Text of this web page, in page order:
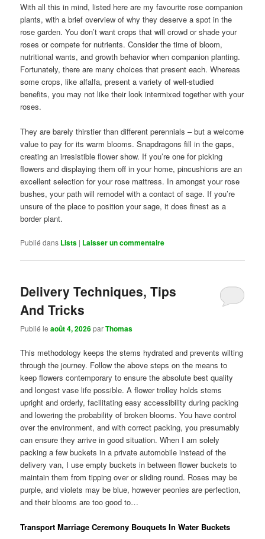
With all this in mind, listed here are my favourite rose companion
plants, with a brief overview of why they deserve a spot in the
rose garden. You don’t want crops that will crowd or shade your
roses or compete for nutrients. Consider the time of bloom,
nutritional wants, and growth behavior when companion planting.
Fortunately, there are many choices that present each. Whereas
some crops, like alfalfa, present a variety of well-studied
benefits, you may not like their look intermixed together with your
roses.
They are barely thirstier than different perennials – but a welcome
value to pay for its warm blooms. Snapdragons fill in the gaps,
creating an irresistible flower show. If you’re one for picking
flowers and displaying them off in your home, pincushions are an
excellent selection for your rose mattress. In amongst your rose
bushes, your path will remodel with a contact of sage. If you’re
unsure of the place to position your sage, it does finest as a
border plant.
Publié dans Lists | Laisser un commentaire
Delivery Techniques, Tips
And Tricks
Publié leaoût 4, 2026parThomas
This methodology keeps the stems hydrated and prevents wilting
through the journey. Follow the above steps on the means to
keep flowers contemporary to ensure the absolute best quality
and longest vase life possible. A flower trolley holds stems
upright and orderly, facilitating easy accessibility during packing
and lowering the probability of broken blooms. You have control
over the environment, and with correct packing, you presumably
can ensure they arrive in good situation. When I am solely
packing a few buckets in a private automobile instead of the
delivery van, I use empty buckets in between flower buckets to
maintain them from tipping over or sliding round. Roses may be
purple, and violets may be blue, however peonies are perfection,
and their blooms are too good to…
Transport Marriage Ceremony Bouquets In Water Buckets